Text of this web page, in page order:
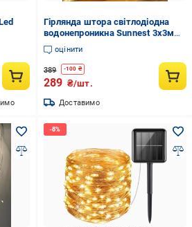
Гірлянда штора світлодіодна
водонепроникна Sunnest 3х3м
300LED USB з пультом Теплий
білий (SUN-300N)
оцінити
389 -100 ₴
289 ₴/шт.
Доставимо